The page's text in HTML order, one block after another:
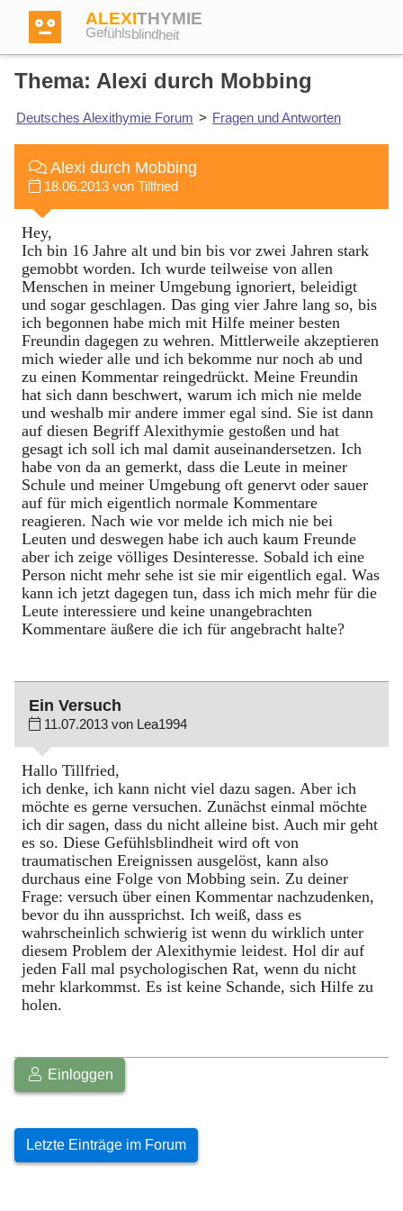
ALEXITHYMIE
Gefühlsblindheit
Test
Dictionary
Forum
Englisch Deutsch
Thema: Alexi durch Mobbing
Deutsches Alexithymie Forum > Fragen und Antworten
Alexi durch Mobbing
18.06.2013 von Tillfried
Hey,
Ich bin 16 Jahre alt und bin bis vor zwei Jahren stark
gemobbt worden. Ich wurde teilweise von allen
Menschen in meiner Umgebung ignoriert, beleidigt
und sogar geschlagen. Das ging vier Jahre lang so, bis
ich begonnen habe mich mit Hilfe meiner besten
Freundin dagegen zu wehren. Mittlerweile akzeptieren
mich wieder alle und ich bekomme nur noch ab und
zu einen Kommentar reingedrückt. Meine Freundin
hat sich dann beschwert, warum ich mich nie melde
und weshalb mir andere immer egal sind. Sie ist dann
auf diesen Begriff Alexithymie gestoßen und hat
gesagt ich soll ich mal damit auseinandersetzen. Ich
habe von da an gemerkt, dass die Leute in meiner
Schule und meiner Umgebung oft genervt oder sauer
auf für mich eigentlich normale Kommentare
reagieren. Nach wie vor melde ich mich nie bei
Leuten und deswegen habe ich auch kaum Freunde
aber ich zeige völliges Desinteresse. Sobald ich eine
Person nicht mehr sehe ist sie mir eigentlich egal. Was
kann ich jetzt dagegen tun, dass ich mich mehr für die
Leute interessiere und keine unangebrachten
Kommentare äußere die ich für angebracht halte?
Ein Versuch
11.07.2013 von Lea1994
Hallo Tillfried,
ich denke, ich kann nicht viel dazu sagen. Aber ich
möchte es gerne versuchen. Zunächst einmal möchte
ich dir sagen, dass du nicht alleine bist. Auch mir geht
es so. Diese Gefühlsblindheit wird oft von
traumatischen Ereignissen ausgelöst, kann also
durchaus eine Folge von Mobbing sein. Zu deiner
Frage: versuch über einen Kommentar nachzudenken,
bevor du ihn aussprichst. Ich weiß, dass es
wahrscheinlich schwierig ist wenn du wirklich unter
diesem Problem der Alexithymie leidest. Hol dir auf
jeden Fall mal psychologischen Rat, wenn du nicht
mehr klarkommst. Es ist keine Schande, sich Hilfe zu
holen.
Einloggen
Letzte Einträge im Forum